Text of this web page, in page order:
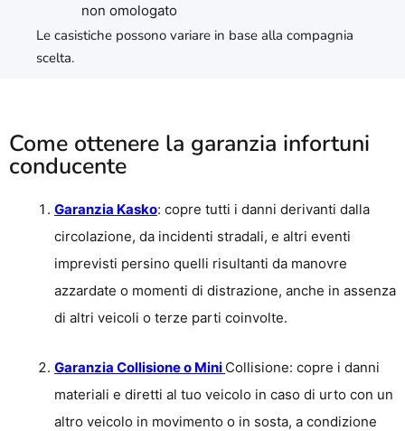
non omologato
Le casistiche possono variare in base alla compagnia
scelta.
Come ottenere la garanzia infortuni
conducente
Garanzia Kasko: copre tutti i danni derivanti dalla
circolazione, da incidenti stradali, e altri eventi
imprevisti persino quelli risultanti da manovre
azzardate o momenti di distrazione, anche in assenza
di altri veicoli o terze parti coinvolte.
Garanzia Collisione o Mini Collisione: copre i danni
materiali e diretti al tuo veicolo in caso di urto con un
altro veicolo in movimento o in sosta, a condizione